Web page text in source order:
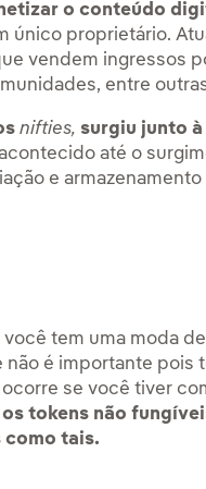
o conteúdo
único proprietário.
vendem ingressos
entre
nifties, surgiu junto
até o
e
tem uma moda
é importante pois
se você tiver
tokens não
tais.